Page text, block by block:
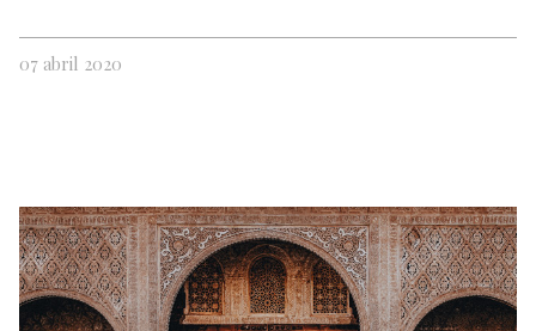
07 abril 2020